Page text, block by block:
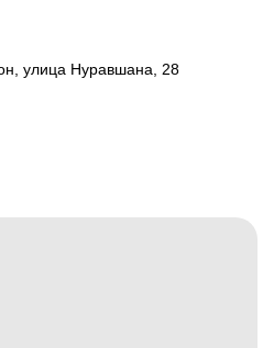
улица Нуравшана, 28